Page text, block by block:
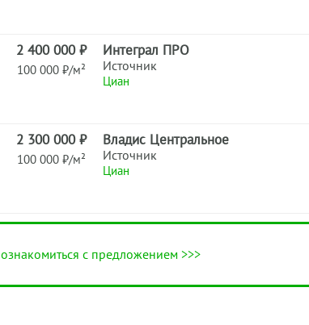
2 400 000 ₽
100 000 ₽/м²
Интеграл ПРО
Источник
Циан
2 300 000 ₽
100 000 ₽/м²
Владис Центральное
Источник
Циан
ознакомиться с предложением >>>